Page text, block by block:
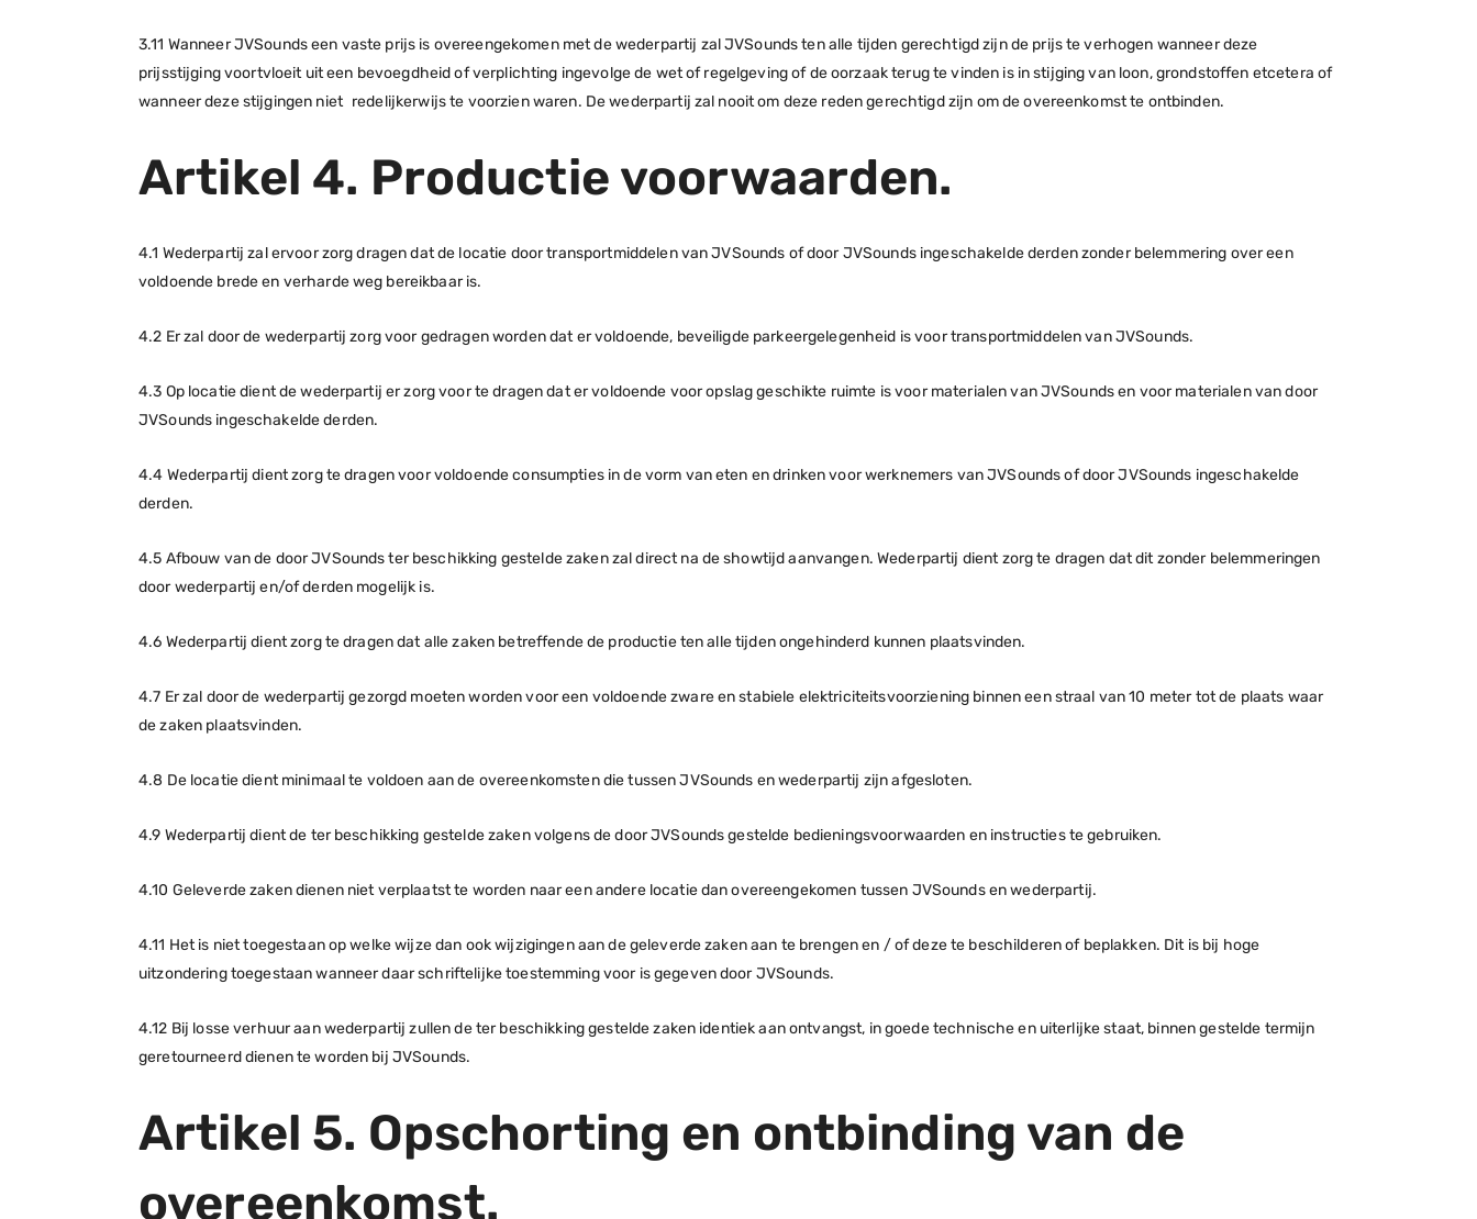
3.11 Wanneer JVSounds een vaste prijs is overeengekomen met de wederpartij zal JVSounds ten alle tijden gerechtigd zijn de prijs te verhogen wanneer deze
prijsstijging voortvloeit uit een bevoegdheid of verplichting ingevolge de wet of regelgeving of de oorzaak terug te vinden is in stijging van loon, grondstoffen etcetera of
wanneer deze stijgingen niet redelijkerwijs te voorzien waren. De wederpartij zal nooit om deze reden gerechtigd zijn om de overeenkomst te ontbinden.
Artikel 4. Productie voorwaarden.
4.1 Wederpartij zal ervoor zorg dragen dat de locatie door transportmiddelen van JVSounds of door JVSounds ingeschakelde derden zonder belemmering over een
voldoende brede en verharde weg bereikbaar is.
4.2 Er zal door de wederpartij zorg voor gedragen worden dat er voldoende, beveiligde parkeergelegenheid is voor transportmiddelen van JVSounds.
4.3 Op locatie dient de wederpartij er zorg voor te dragen dat er voldoende voor opslag geschikte ruimte is voor materialen van JVSounds en voor materialen van door
JVSounds ingeschakelde derden.
4.4 Wederpartij dient zorg te dragen voor voldoende consumpties in de vorm van eten en drinken voor werknemers van JVSounds of door JVSounds ingeschakelde
derden.
4.5 Afbouw van de door JVSounds ter beschikking gestelde zaken zal direct na de showtijd aanvangen. Wederpartij dient zorg te dragen dat dit zonder belemmeringen
door wederpartij en/of derden mogelijk is.
4.6 Wederpartij dient zorg te dragen dat alle zaken betreffende de productie ten alle tijden ongehinderd kunnen plaatsvinden.
4.7 Er zal door de wederpartij gezorgd moeten worden voor een voldoende zware en stabiele elektriciteitsvoorziening binnen een straal van 10 meter tot de plaats waar
de zaken plaatsvinden.
4.8 De locatie dient minimaal te voldoen aan de overeenkomsten die tussen JVSounds en wederpartij zijn afgesloten.
4.9 Wederpartij dient de ter beschikking gestelde zaken volgens de door JVSounds gestelde bedieningsvoorwaarden en instructies te gebruiken.
4.10 Geleverde zaken dienen niet verplaatst te worden naar een andere locatie dan overeengekomen tussen JVSounds en wederpartij.
4.11 Het is niet toegestaan op welke wijze dan ook wijzigingen aan de geleverde zaken aan te brengen en / of deze te beschilderen of beplakken. Dit is bij hoge
uitzondering toegestaan wanneer daar schriftelijke toestemming voor is gegeven door JVSounds.
4.12 Bij losse verhuur aan wederpartij zullen de ter beschikking gestelde zaken identiek aan ontvangst, in goede technische en uiterlijke staat, binnen gestelde termijn
geretourneerd dienen te worden bij JVSounds.
Artikel 5. Opschorting en ontbinding van de
overeenkomst.